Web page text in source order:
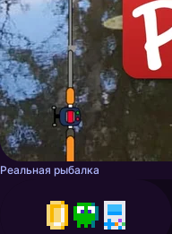
Реальная рыбалка